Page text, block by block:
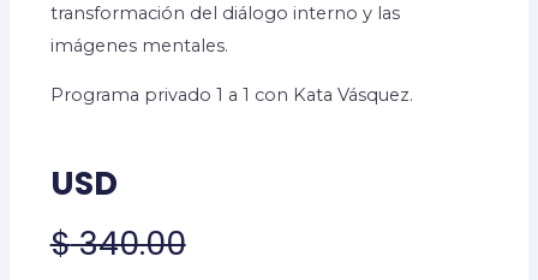
transformación del diálogo interno y las
imágenes mentales.
Programa privado 1 a 1 con Kata Vásquez.
USD
$340.00